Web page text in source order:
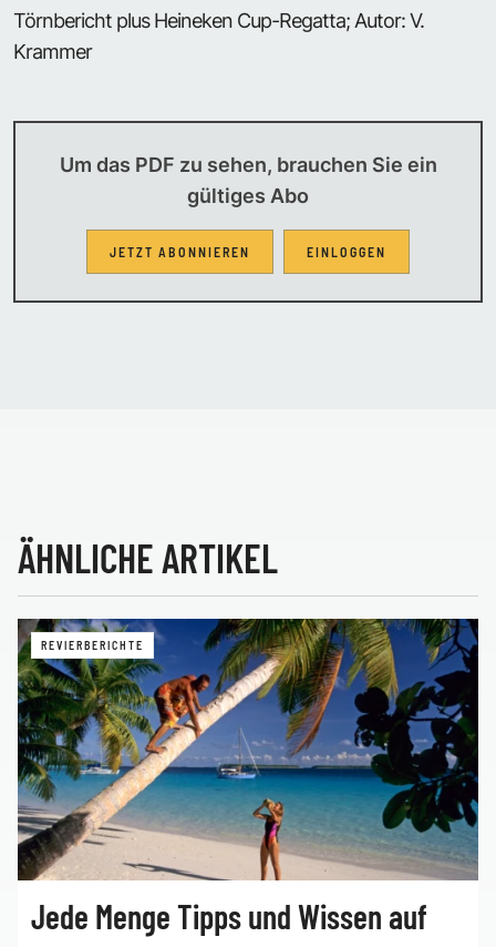
Törnbericht plus Heineken Cup-Regatta; Autor: V.
Krammer
Um das PDF zu sehen, brauchen Sie ein
gültiges Abo
JETZT ABONNIEREN EINLOGGEN
ÄHNLICHE ARTIKEL
REVIERBERICHTE
Jede Menge Tipps und Wissen auf